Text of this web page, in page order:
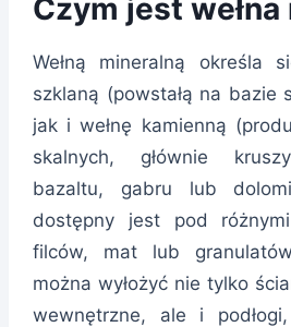
Czym jest
Wełną mineralną określa
szklaną (powstałą na bazie
jak i wełnę kamienną
skalnych, głównie
bazaltu, gabru lub
dostępny jest pod
filców, mat lub
można wyłożyć nie tylko
wewnętrzne, ale i